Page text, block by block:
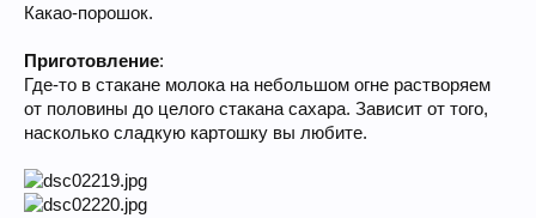
Какао-порошок.
Приготовление:
Где-то в стакане молока на небольшом огне растворяем
от половины до целого стакана сахара. Зависит от того,
насколько сладкую картошку вы любите.